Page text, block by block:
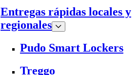
Entregas rápidas locales y
regionales
Pudo Smart Lockers
Treggo